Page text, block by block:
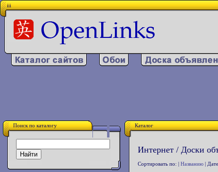
iii
Поиск по каталогу Каталог
Интернет / Доски
Сортировать по: | Названию |